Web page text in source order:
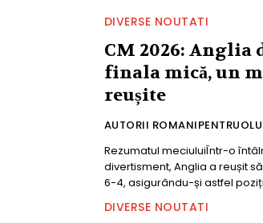
DIVERSE NOUTATI
CM 2026: Anglia
finala mică, un
reușite
AUTORII
Rezumatul meciuluiÎntr-o
divertisment, Anglia a reușit
6-4, asigurându-și astfel
DIVERSE NOUTATI